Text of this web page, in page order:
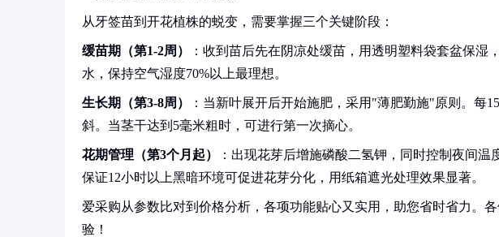
从牙签苗到开花植株的蜕变，需要掌握三个关键阶段：
缓苗期（第1-2周）
：收到苗后先在阴凉处缓苗，用透明塑料袋套盆保湿
水，保持空气湿度70%以上最理想。
生长期（第3-8周）
：当新叶展开后开始施肥，采用"薄肥勤施"原则。每
斜。当茎干达到5毫米粗时，可进行第一次摘心。
花期管理（第3个月起）
：出现花芽后增施磷酸二氢钾，同时控制夜间
保证12小时以上黑暗环境可促进花芽分化，用纸箱遮光处理效果显著。
爱采购从参数比对到价格分析，各项功能贴心又实用，助您省时省力。
验！